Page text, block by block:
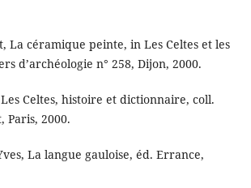
La céramique peinte, in Les Celtes et les
d’archéologie n° 258, Dijon, 2000.
Celtes, histoire et dictionnaire, coll.
Paris, 2000.
La langue gauloise, éd. Errance,